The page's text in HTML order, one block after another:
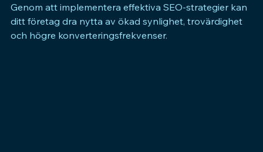
Genom att implementera effektiva SEO-strategier kan
ditt företag dra nytta av ökad synlighet, trovärdighet
och högre konverteringsfrekvenser.